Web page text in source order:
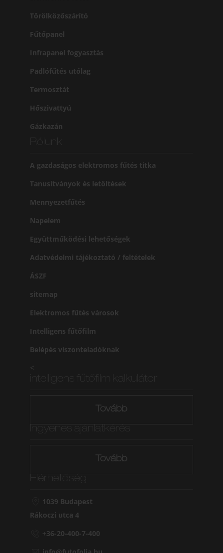
Törölközőszárító
Fűtőpanel
Infrapanel fogyasztás
Padlófűtés utólag
Termosztát
Hőszivattyú
Gázkazán
A gazdaságos elektromos fűtés titka
Tanusítványok és letöltések
Mennyezetfűtés
Napelem
Együttműködési lehetőségek
Adatvédelmi tájékoztató / feltételek
ÁSZF
sitemap
Elektromos fűtés városok
Intelligens fűtőfilm
Belépés viszonteladóknak
<
Tovább
Tovább
1039 Budapest
Rákoczi utca 4
+36-20-400-7-400